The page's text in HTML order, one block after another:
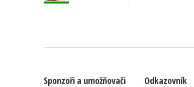
Sponzoři a umožňovači Odkazovník